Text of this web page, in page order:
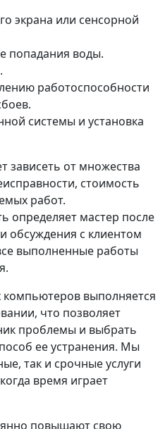
экрана или сенсорной
попадания воды.
работоспособности
системы и установка
зависеть от множества
стоимость
работ.
определяет мастер после
обсуждения с клиентом
выполненные работы
выполняется
что позволяет
проблемы и выбрать
ее устранения. Мы
так и срочные услуги
время играет
повышают свою